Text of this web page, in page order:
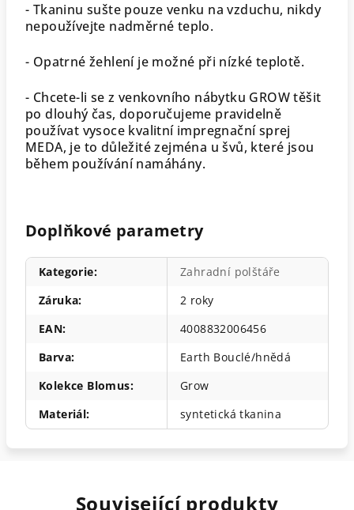
- Tkaninu sušte pouze venku na vzduchu, nikdy
nepoužívejte nadměrné teplo.
- Opatrné žehlení je možné při nízké teplotě.
- Chcete-li se z venkovního nábytku GROW těšit
po dlouhý čas, doporučujeme pravidelně
používat vysoce kvalitní impregnační sprej
MEDA, je to důležité zejména u švů, které jsou
během používání namáhány.
Doplňkové parametry
Kategorie:
Zahradní polštáře
Záruka:
2 roky
EAN:
4008832006456
Barva:
Earth Bouclé/hnědá
Kolekce Blomus:
Grow
Materiál: syntetická tkanina
Související produkty